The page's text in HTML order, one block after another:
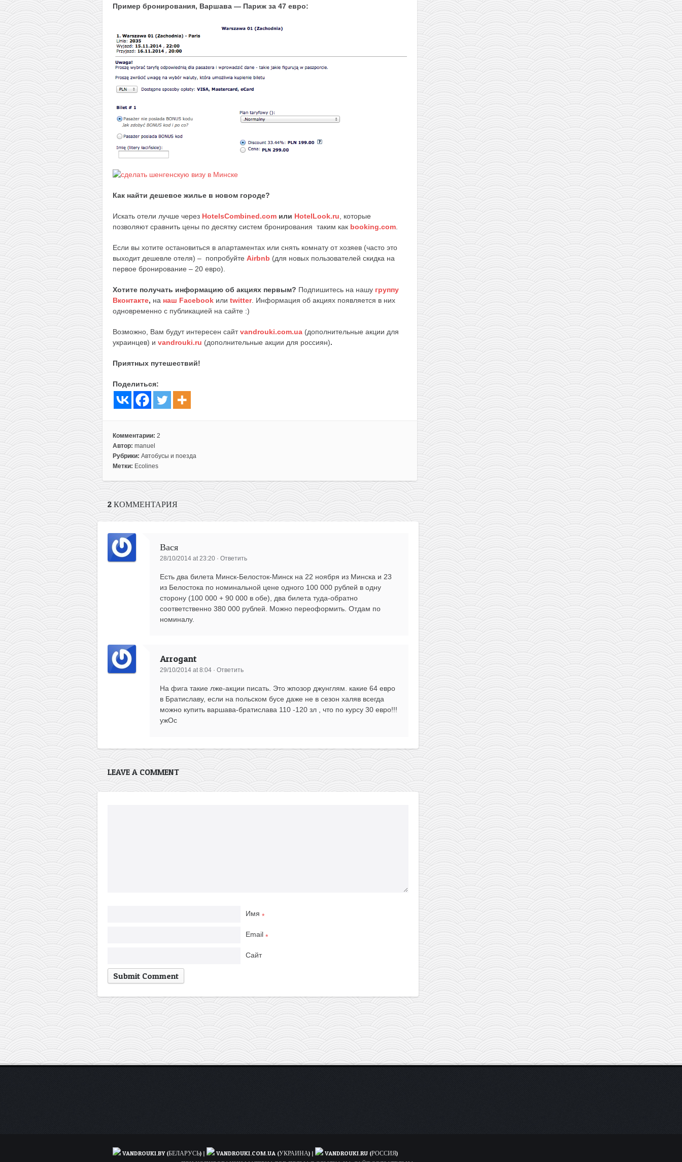
Пример бронирования, Варшава — Париж за 47 евро:
Как найти дешевое жилье в новом городе?
Искать отели лучше через HotelsCombined.com или HotelLook.ru , которые
позволяют сравнить цены по десятку систем бронирования таким как booking.com
Если вы хотите остановиться в апартаментах или снять комнату от хозяев (часто это
выходит дешевле отеля) – попробуйте Airbnb (для новых пользователей скидка на
первое бронирование – 20 евро).
Хотите получать информацию об акциях первым? Подпишитесь на нашу группу
Вконтакте, на наш Facebook или twitter. Информация об акциях появляется в них
одновременно с публикацией на сайте :)
Возможно, Вам будут интересен сайтvandrouki.com.ua (дополнительные акции для
украинцев) и vandrouki.ru (дополнительные акции для россиян).
Приятных путешествий!
Поделиться:
Комментарии: 2
Автор: manuel
Рубрики: Автобусы и поезда
Метки: Ecolines
2 КОММЕНТАРИЯ
Вася
28/10/2014 at 23:20 ·Ответить
Есть два билета Минск-Белосток-Минск на 22 ноября из Минска и 23
из Белостока по номинальной цене одного 100 000 рублей в одну
сторону (100 000 + 90 000 в обе), два билета туда-обратно
соответственно 380 000 рублей. Можно переоформить. Отдам по
номиналу.
Arrogant
29/10/2014 at 8:04 ·Ответить
На фига такие лже-акции писать. Это жпозор джунглям. какие 64 евро
в Братиславу, если на польском бусе даже не в сезон халяв всегда
можно купить варшава-братислава 110 -120 зл , что по курсу 30 евро!!!
ужОс
LEAVE A COMMENT
Имя *
Email *
Сайт
VANDROUKI.BY (БЕЛАРУСЬ) | VANDROUKI.COM.UA (УКРАИНА) |
VANDROUKI.RU (РОССИЯ)